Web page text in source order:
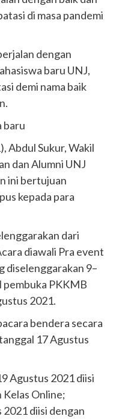
di masa pandemi
dengan
baru UNJ,
demi nama baik
baru
Abdul Sukur, Wakil
dan Alumni UNJ
ini bertujuan
kepada para
dari
diawali Pra event
diselenggarakan 9–
pembuka PKKMB
2021.
bendera secara
17 Agustus
Agustus 2021 diisi
Online;
diisi dengan